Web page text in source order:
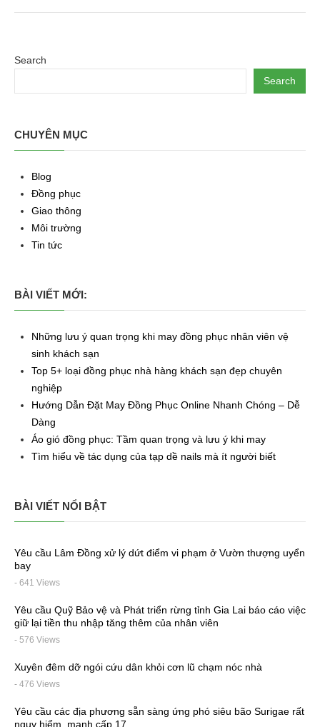
Search
Search
CHUYÊN MỤC
Blog
Đồng phục
Giao thông
Môi trường
Tin tức
BÀI VIẾT MỚI:
Những lưu ý quan trọng khi may đồng phục nhân viên vệ
sinh khách sạn
Top 5+ loại đồng phục nhà hàng khách sạn đẹp chuyên
nghiệp
Hướng Dẫn Đặt May Đồng Phục Online Nhanh Chóng – Dễ
Dàng
Áo gió đồng phục: Tầm quan trọng và lưu ý khi may
Tìm hiểu về tác dụng của tạp dề nails mà ít người biết
BÀI VIẾT NỔI BẬT
Yêu cầu Lâm Đồng xử lý dứt điểm vi phạm ở Vườn thượng uyển
bay
- 641 Views
Yêu cầu Quỹ Bảo vệ và Phát triển rừng tỉnh Gia Lai báo cáo việc
giữ lại tiền thu nhập tăng thêm của nhân viên
- 576 Views
Xuyên đêm dỡ ngói cứu dân khỏi cơn lũ chạm nóc nhà
- 476 Views
Yêu cầu các địa phương sẵn sàng ứng phó siêu bão Surigae rất
nguy hiểm, mạnh cấp 17